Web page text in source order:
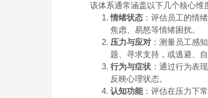
该体系通常涵盖以下几个核心维
情绪状态 ：评估员工的情
焦虑、易怒等情绪困扰。
压力与应对 ：测量员工感
题、寻求支持，或逃避、
行为与症状 ：通过行为表
反映心理状态。
认知功能：评估在压力下